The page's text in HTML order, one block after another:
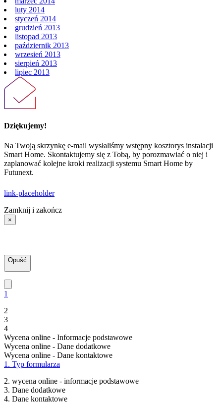
luty 2014
styczeń 2014
grudzień 2013
listopad 2013
październik 2013
wrzesień 2013
sierpień 2013
lipiec 2013
Dziękujemy!
Na Twoją skrzynkę e-mail wysłaliśmy wstępny kosztorys instalacji
Smart Home. Skontaktujemy się z Tobą, by porozmawiać o niej i
zaplanować kolejne kroki realizacji systemu Smart Home by
Futunext.
link-placeholder
Zamknij i zakończ
×
Opuść
1
2
3
4
Wycena online - Informacje podstawowe
Wycena online - Dane dodatkowe
Wycena online - Dane kontaktowe
1. Typ formularza
2. wycena online - informacje podstawowe
3. Dane dodatkowe
4. Dane kontaktowe